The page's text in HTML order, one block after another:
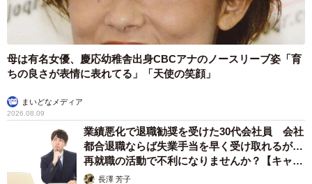
改札口はこんな感じ。ICカードは使えません（博多南駅にて）
母は有名女優、慶応幼稚舎出身CBCアナのノースリーブ姿「育
ちの良さが表情に表れてる」「天使の笑顔」
まいどなメディア
2026.08.09
業績悪化で退職勧奨を受けた30代会社員 会社
都合退職ならば失業手当を早く受け取れるが…
再就職の活動で不利になりませんか？【キャリ
アカウンセラーが解説】
長澤 芳子